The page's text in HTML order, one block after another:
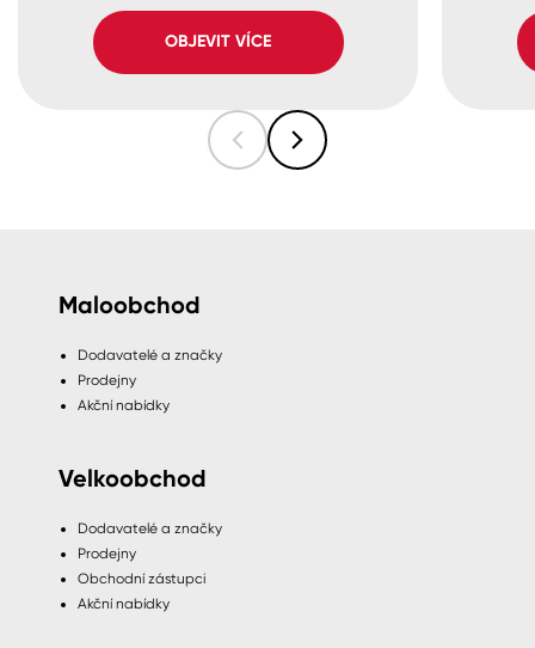
OBJEVIT VÍCE
Maloobchod
Dodavatelé a značky
Prodejny
Akční nabídky
Velkoobchod
Dodavatelé a značky
Prodejny
Obchodní zástupci
Akční nabídky